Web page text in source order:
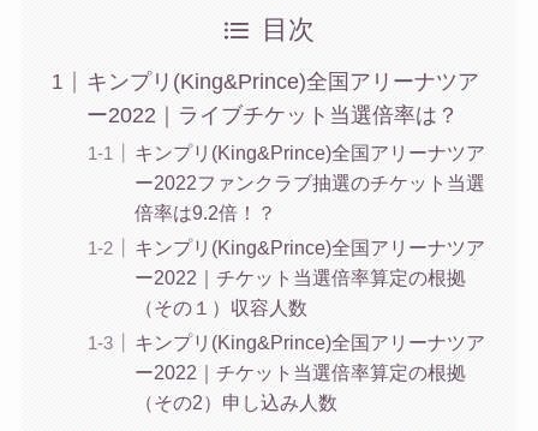
目次
キンプリ(King&Prince)全国アリーナツア
ー2022｜ライブチケット当選倍率は？
キンプリ(King&Prince)全国アリーナツア
ー2022ファンクラブ抽選のチケット当選
倍率は9.2倍！？
キンプリ(King&Prince)全国アリーナツア
ー2022｜チケット当選倍率算定の根拠
（その１）収容人数
キンプリ(King&Prince)全国アリーナツア
ー2022｜チケット当選倍率算定の根拠
（その2）申し込み人数